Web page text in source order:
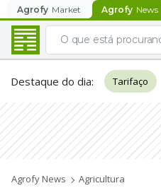
Agrofy Market Agrofy News
Destaque do dia: Tarifaço
Agrofy News Agricultura